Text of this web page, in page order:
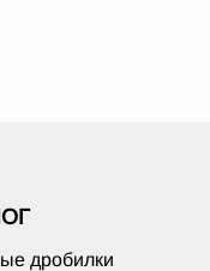
дробилки